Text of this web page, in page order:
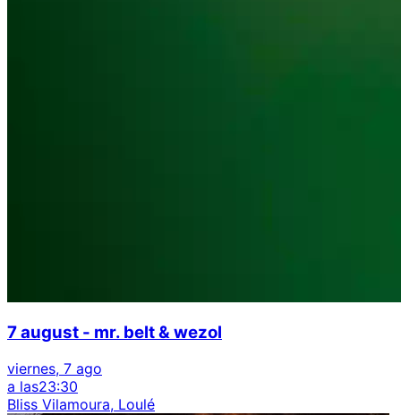
7 august - mr. belt & wezol
viernes, 7 ago
a las23:30
Bliss Vilamoura, Loulé